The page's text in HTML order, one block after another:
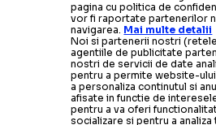
pagina cu politica de
vor fi raportate partenerilor
navigarea. Mai multe detalii
Noi si partenerii nostri
agentiile de publicitate
nostri de servicii de date
pentru a permite website-
a personaliza continutul si
afisate in functie de
pentru a va oferi
socializare si pentru a